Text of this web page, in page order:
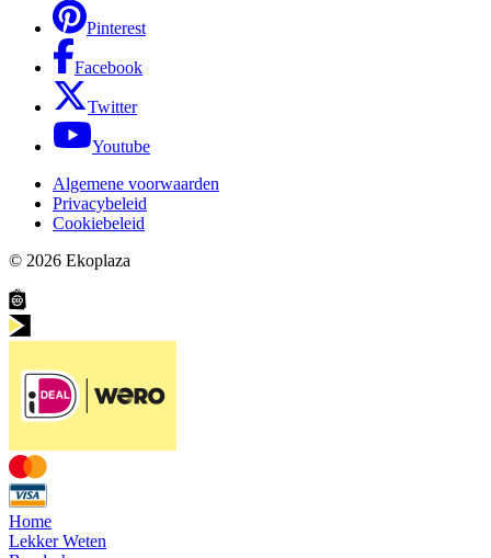
Pinterest
Facebook
Twitter
Youtube
Algemene voorwaarden
Privacybeleid
Cookiebeleid
© 2026 Ekoplaza
Home
Lekker Weten